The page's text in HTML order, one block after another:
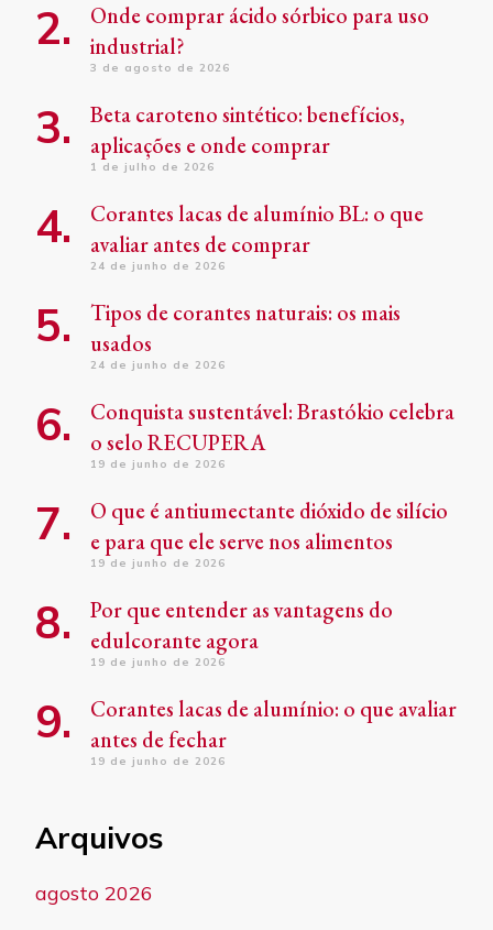
Onde comprar ácido sórbico para uso
industrial?
3 de agosto de 2026
Beta caroteno sintético: benefícios,
aplicações e onde comprar
1 de julho de 2026
Corantes lacas de alumínio BL: o que
avaliar antes de comprar
24 de junho de 2026
Tipos de corantes naturais: os mais
usados
24 de junho de 2026
Conquista sustentável: Brastókio celebra
o selo RECUPERA
19 de junho de 2026
O que é antiumectante dióxido de silício
e para que ele serve nos alimentos
19 de junho de 2026
Por que entender as vantagens do
edulcorante agora
19 de junho de 2026
Corantes lacas de alumínio: o que avaliar
antes de fechar
19 de junho de 2026
Arquivos
agosto 2026